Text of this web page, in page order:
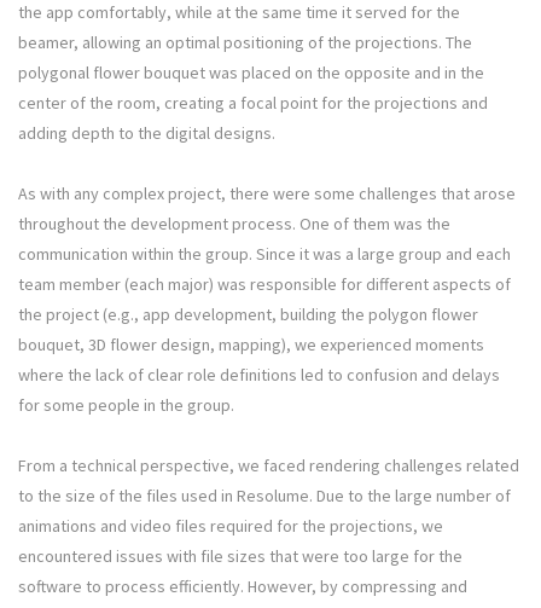
the app comfortably, while at the same time it served for the
beamer, allowing an optimal positioning of the projections. The
polygonal flower bouquet was placed on the opposite and in the
center of the room, creating a focal point for the projections and
adding depth to the digital designs.
As with any complex project, there were some challenges that arose
throughout the development process. One of them was the
communication within the group. Since it was a large group and each
team member (each major) was responsible for different aspects of
the project (e.g., app development, building the polygon flower
bouquet, 3D flower design, mapping), we experienced moments
where the lack of clear role definitions led to confusion and delays
for some people in the group.
From a technical perspective, we faced rendering challenges related
to the size of the files used in Resolume. Due to the large number of
animations and video files required for the projections, we
encountered issues with file sizes that were too large for the
software to process efficiently. However, by compressing and